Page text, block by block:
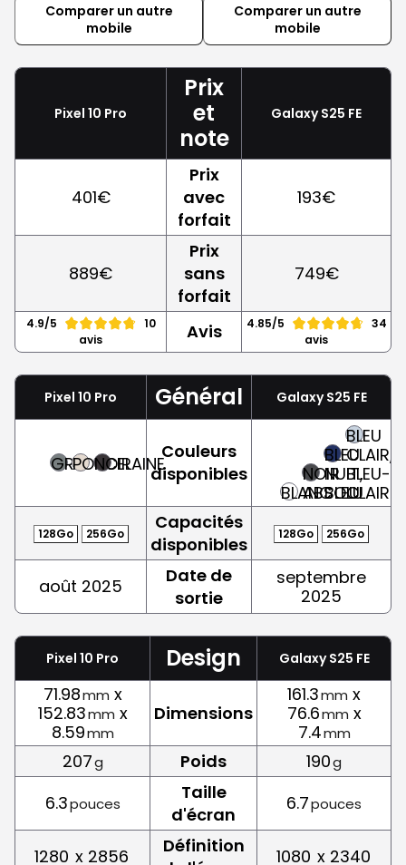
Comparer un autre
mobile
Comparer un autre
mobile
Pixel 10 Pro
Prix
et
note
Galaxy S25 FE
401€
Prix
avec
forfait
193€
889€
Prix
sans
forfait
749€
4.9/5
10
avis
Avis 4.85/5
34
avis
Pixel 10 Pro Général Galaxy S25 FE
GRISPORCELAINE
NOIR
Couleurs
disponibles
BLANC
NOIR
ABSOLU
BLEU
NUIT,
BLEU
BLEU
CLAIR,
BLEU-
CLAIR
128Go 256Go
Capacités
disponibles
128Go 256Go
août 2025
Date de
sortie
septembre
2025
Pixel 10 Pro Design Galaxy S25 FE
71.98mm x
152.83mm x
8.59mm
Dimensions
161.3mm x
76.6mm x
7.4mm
207g Poids 190g
6.3pouces
Taille
d'écran
6.7pouces
1280 x 2856
Définition
1080 x 2340